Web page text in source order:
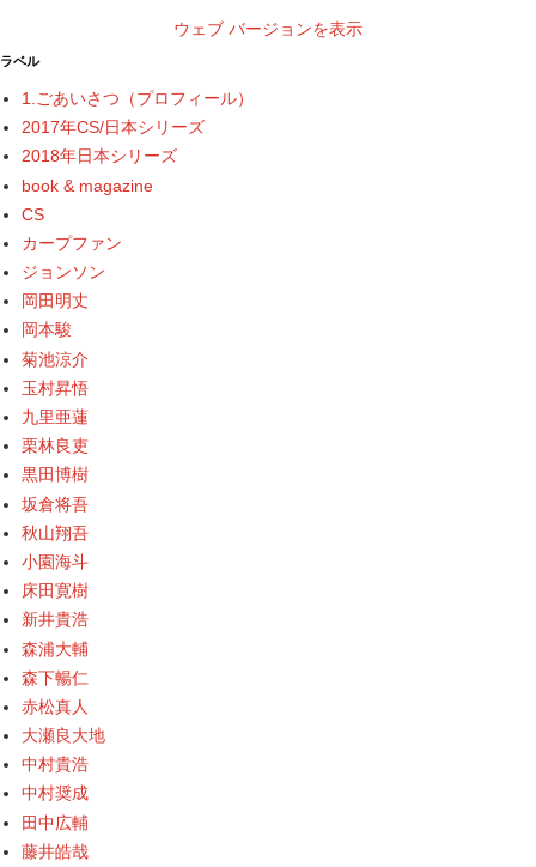
ウェブ バージョンを表示
ラベル
1.ごあいさつ（プロフィール）
2017年CS/日本シリーズ
2018年日本シリーズ
book & magazine
CS
カープファン
ジョンソン
岡田明丈
岡本駿
菊池涼介
玉村昇悟
九里亜蓮
栗林良吏
黒田博樹
坂倉将吾
秋山翔吾
小園海斗
床田寛樹
新井貴浩
森浦大輔
森下暢仁
赤松真人
大瀬良大地
中村貴浩
中村奨成
田中広輔
藤井皓哉